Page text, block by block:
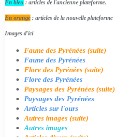
En bleu : articles de l'ancienne plateforme.
En orange : articles de la nouvelle plateforme
Images d'ici
Faune des Pyrénées (suite)
Faune des Pyrénées
Flore des Pyrénées (suite)
Flore des Pyrénées
Paysages des Pyrénées (suite)
Paysages des Pyrénées
Articles sur l'ours
Autres images (suite)
Autres images